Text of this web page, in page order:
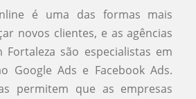
é uma das formas mais
novos clientes, e as agências
são especialistas em
Google Ads e Facebook Ads.
permitem que as empresas